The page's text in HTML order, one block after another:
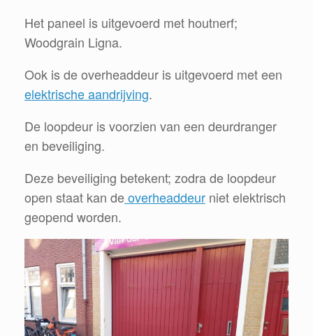
Het paneel is uitgevoerd met houtnerf;
Woodgrain Ligna.
Ook is de overheaddeur is uitgevoerd met een
elektrische aandrijving.
De loopdeur is voorzien van een deurdranger
en beveiliging.
Deze beveiliging betekent; zodra de loopdeur
open staat kan deoverheaddeur niet elektrisch
geopend worden.